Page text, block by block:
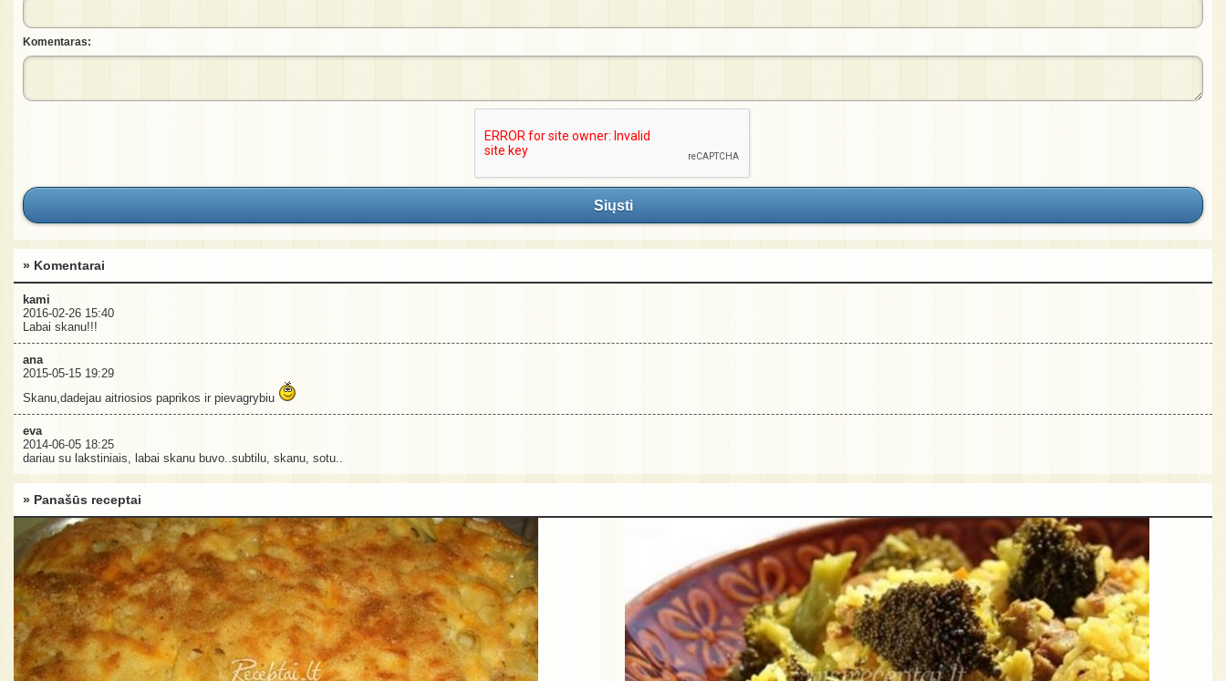
Komentaras:
Siųsti
» Komentarai
kami
2016-02-26 15:40
Labai skanu!!!
ana
2015-05-15 19:29
Skanu,dadejau aitriosios paprikos ir pievagrybiu
eva
2014-06-05 18:25
dariau su lakstiniais, labai skanu buvo..subtilu, skanu, sotu..
» Panašūs receptai